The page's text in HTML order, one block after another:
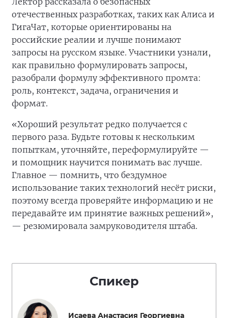
отечественных разработках, таких как Алиса и
ГигаЧат, которые ориентированы на
российские реалии и лучше понимают
запросы на русском языке. Участники узнали,
как правильно формулировать запросы,
разобрали формулу эффективного промта:
роль, контекст, задача, ограничения и
формат.
«Хороший результат редко получается с
первого раза. Будьте готовы к нескольким
попыткам, уточняйте, переформулируйте —
и помощник научится понимать вас лучше.
Главное — помнить, что бездумное
использование таких технологий несёт риски,
поэтому всегда проверяйте информацию и не
передавайте им принятие важных решений»,
— резюмировала замруководителя штаба.
Спикер
Исаева Анастасия Георгиевна